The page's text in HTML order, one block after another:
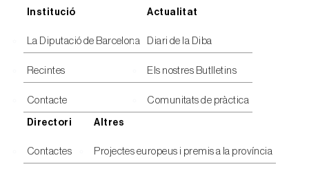
Peu
Institució
La Diputació de Barcelona
Recintes
Contacte
Actualitat
Diari de la Diba
Els nostres Butlletins
Comunitats de pràctica
Directori
Contactes
Altres
Projectes europeus i premis a la província